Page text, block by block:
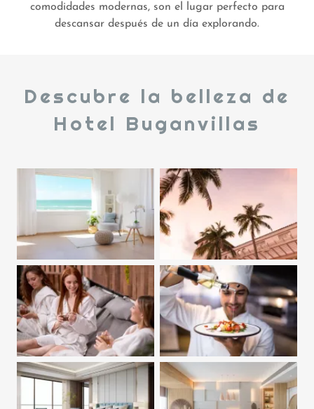
comodidades modernas, son el lugar perfecto para
descansar después de un día explorando.
Descubre la belleza de
Hotel Buganvillas